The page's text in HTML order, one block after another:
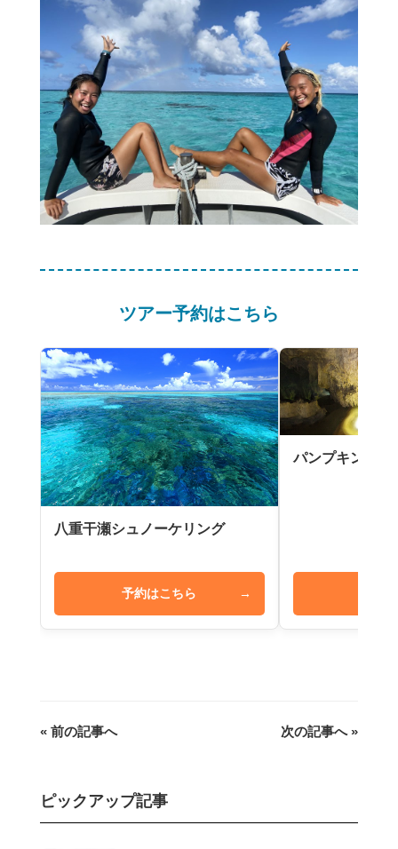
ツアー予約はこちら
八重干瀬シュノーケリング
予約はこちら →
パンプキン鍾乳
« 前の記事へ 次の記事へ »
ピックアップ記事